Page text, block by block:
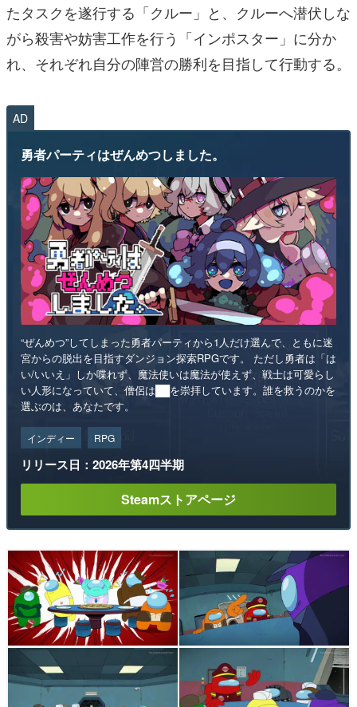
たタスクを遂行する「クルー」と、クルーへ潜伏しな
がら殺害や妨害工作を行う「インポスター」に分か
れ、それぞれ自分の陣営の勝利を目指して行動する。
AD
勇者パーティはぜんめつしました。
“ぜんめつ”してしまった勇者パーティから1人だけ選んで、ともに迷
宮からの脱出を目指すダンジョン探索RPGです。 ただし勇者は「は
い/いいえ」しか喋れず、魔法使いは魔法が使えず、戦士は可愛らし
い人形になっていて、僧侶は██を崇拝しています。誰を救うのかを
選ぶのは、あなたです。
インディー RPG
リリース日：2026年第4四半期
Steamストアページ